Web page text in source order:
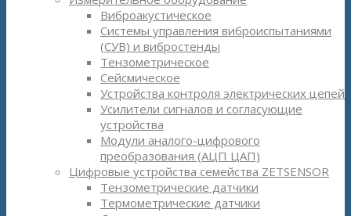
Виброакустическое
Системы управления виброиспытаниями
(СУВ) и вибростенды
Тензометрическое
Сейсмическое
Устройства контроля электрических цепей
Усилители сигналов и согласующие
устройства
Модули аналого-цифрового
преобразования (АЦП ЦАП)
Цифровые устройства семейства ZETSENSOR
Тензометрические датчики
Термометрические датчики